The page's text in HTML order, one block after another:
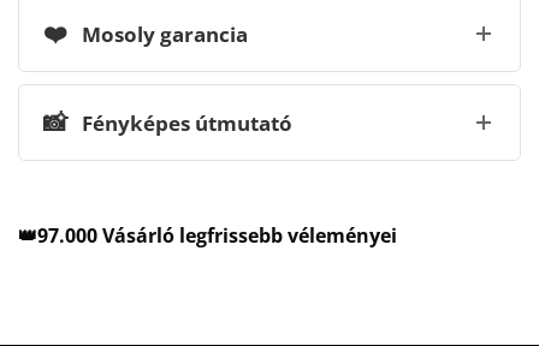
❤️ Mosoly garancia
📸 Fényképes útmutató
👑97.000 Vásárló legfrissebb véleményei